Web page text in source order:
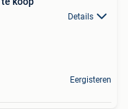
Details
Eergisteren